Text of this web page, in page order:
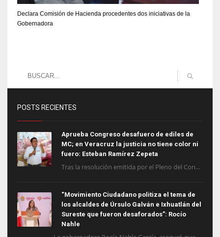
Declara Comisión de Hacienda procedentes dos iniciativas de la
Gobernadora
POSTS RECIENTES
Aprueba Congreso desafuero de ediles de
MC; en Veracruz la justicia no tiene color ni
fuero: Esteban Ramírez Zepeta
Tras la resolución emitida por el Pleno del Con...
“Movimiento Ciudadano politiza el tema de
los alcaldes de Úrsulo Galván e Ixhuatlán del
Sureste que fueron desaforados”: Rocío
Nahle